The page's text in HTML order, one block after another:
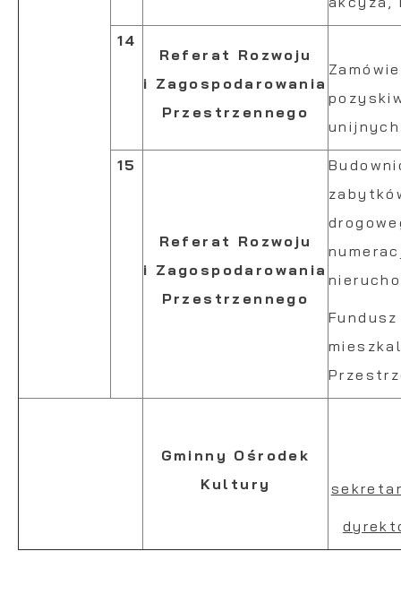
14
Referat Rozwoju
i Zagospodarowania
Przestrzennego
15
Referat Rozwoju
i Zagospodarowania
Przestrzennego
Gminny Ośrodek
Kultury